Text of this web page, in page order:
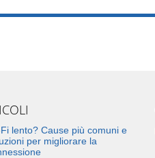
lento? Cause più comuni e
per migliorare la